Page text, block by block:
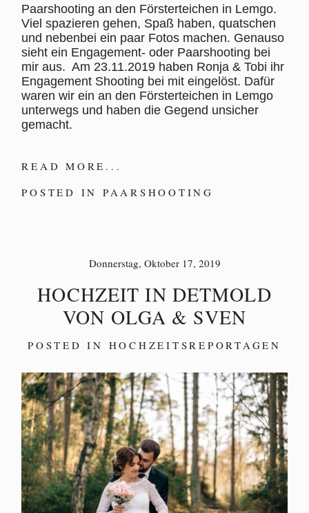
Paarshooting an den Försterteichen in Lemgo.
Viel spazieren gehen, Spaß haben, quatschen
und nebenbei ein paar Fotos machen. Genauso
sieht ein Engagement- oder Paarshooting bei
mir aus. Am 23.11.2019 haben Ronja & Tobi ihr
Engagement Shooting bei mit eingelöst. Dafür
waren wir ein an den Försterteichen in Lemgo
unterwegs und haben die Gegend unsicher
gemacht.
READ MORE...
POSTED IN PAARSHOOTING
Donnerstag, Oktober 17, 2019
HOCHZEIT IN DETMOLD
VON OLGA & SVEN
POSTED IN HOCHZEITSREPORTAGEN